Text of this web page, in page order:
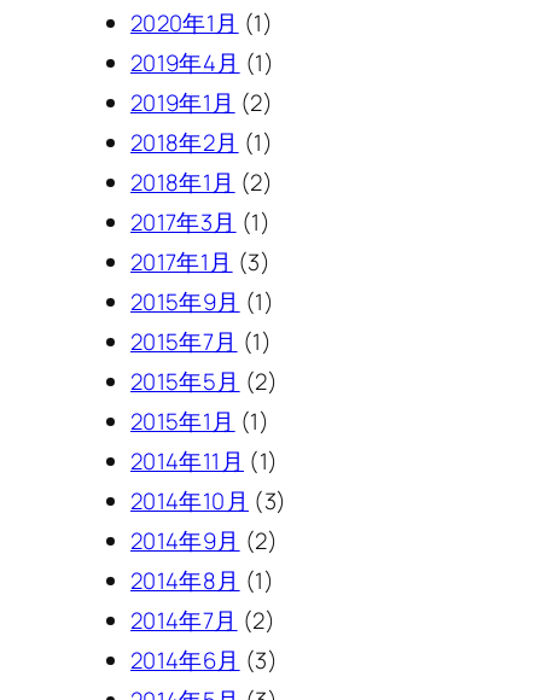
2020年1月 (1)
2019年4月 (1)
2019年1月 (2)
2018年2月 (1)
2018年1月 (2)
2017年3月 (1)
2017年1月 (3)
2015年9月 (1)
2015年7月 (1)
2015年5月 (2)
2015年1月 (1)
2014年11月 (1)
2014年10月 (3)
2014年9月 (2)
2014年8月 (1)
2014年7月 (2)
2014年6月 (3)